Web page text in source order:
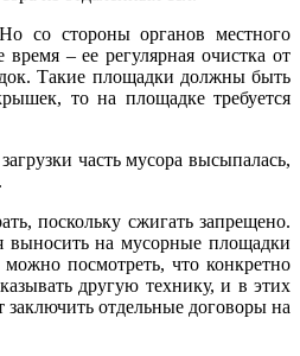
со стороны органов местного
– ее регулярная очистка от
Такие площадки должны быть
то на площадке требуется
часть мусора высыпалась,
поскольку сжигать запрещено.
выносить на мусорные площадки
посмотреть, что конкретно
другую технику, и в этих
заключить отдельные договоры на